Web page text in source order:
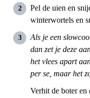
Pel de uien en
winterwortels en
Als je een
dan zet je deze
het vlees apart
per se, maar het
Verhit de boter en een scheutje olijfolie in de